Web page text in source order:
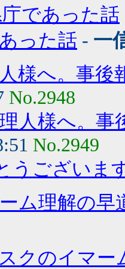
庁であった話
った話 - 一
様へ。事後
No.2948
人様へ。
No.2949
うございま
ーム理解の早
クのイマー